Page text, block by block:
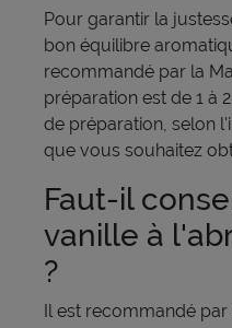
Pour garantir la
bon équilibre
recommandé par la
préparation est de 1 à
de préparation, selon
que vous souhaitez
Faut-il
vanille à
?
Il est recommandé